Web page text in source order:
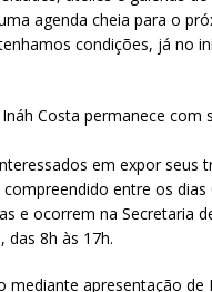
agenda cheia para o
condições, já no
Ináh Costa permanece
em expor seus
entre os
e ocorrem na Secretaria
das 8h às 17h.
mediante apresentação